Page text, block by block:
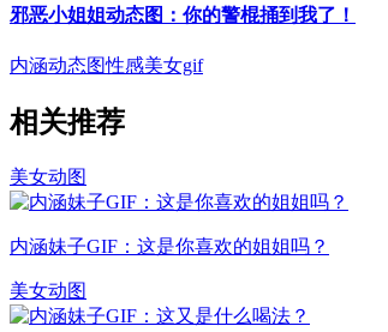
邪恶小姐姐动态图：你的警棍捅到我了！
内涵动态图性感美女gif
相关推荐
美女动图
内涵妹子GIF：这是你喜欢的姐姐吗？
美女动图